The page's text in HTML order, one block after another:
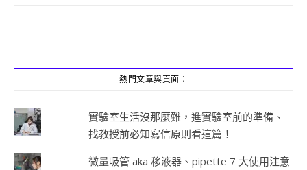
熱門文章與頁面︰
實驗室生活沒那麼難，進實驗室前的準備、
找教授前必知寫信原則看這篇！
微量吸管 aka 移液器、pipette 7 大使用注意